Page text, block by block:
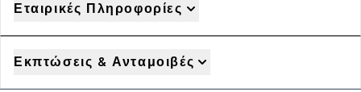
Εταιρικές Πληροφορίες
Εκπτώσεις & Ανταμοιβές